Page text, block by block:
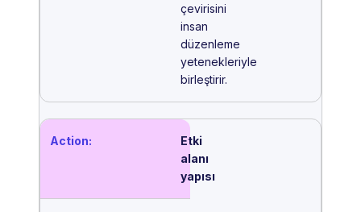
çevirisini
insan
düzenleme
yetenekleriyle
birleştirir.
Etki
alanı
yapısı